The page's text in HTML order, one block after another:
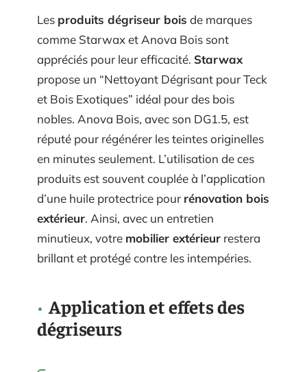
Les produits dégriseur bois de marques
comme Starwax et Anova Bois sont
appréciés pour leur efficacité. Starwax
propose un “Nettoyant Dégrisant pour Teck
et Bois Exotiques” idéal pour des bois
nobles. Anova Bois, avec son DG1.5, est
réputé pour régénérer les teintes originelles
en minutes seulement. L’utilisation de ces
produits est souvent couplée à l’application
d’une huile protectrice pour rénovation bois
extérieur. Ainsi, avec un entretien
minutieux, votre mobilier extérieur restera
brillant et protégé contre les intempéries.
Application et effets des
dégriseurs